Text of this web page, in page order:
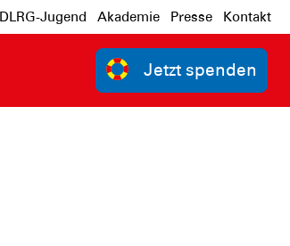
DLRG-Jugend Akademie Presse Kontakt
Jetzt spenden